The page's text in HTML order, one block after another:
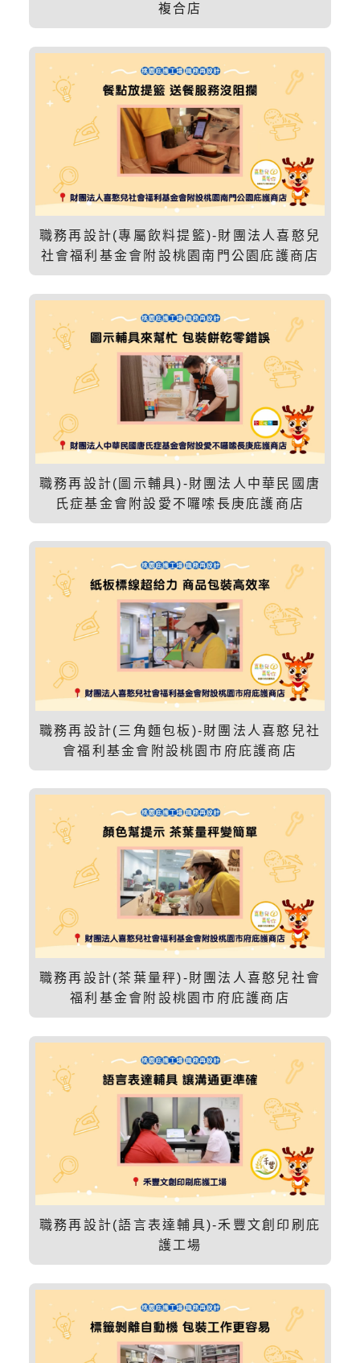
複合店
職務再設計(專屬飲料提籃)-財團法人喜憨兒
社會福利基金會附設桃園南門公園庇護商店
職務再設計(圖示輔具)-財團法人中華民國唐
氏症基金會附設愛不囉嗦長庚庇護商店
職務再設計(三角麵包板)-財團法人喜憨兒社
會福利基金會附設桃園市府庇護商店
職務再設計(茶葉量秤)-財團法人喜憨兒社會
福利基金會附設桃園市府庇護商店
職務再設計(語言表達輔具)-禾豐文創印刷庇
護工場